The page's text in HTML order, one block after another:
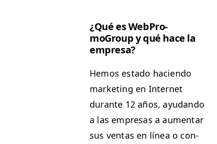
¿Qué es WebPro­
moGroup y qué hace la
empresa?
Hemos esta­do hacien­do
mar­ket­ing en Inter­net
durante 12 años, ayu­dan­do
a las empre­sas a aumen­tar
sus ven­tas en línea o con­